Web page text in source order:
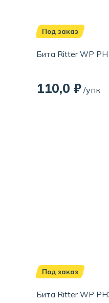
Под заказ
Бита Ritter WP PH
110,0 ₽ /упк
Под заказ
Бита Ritter WP